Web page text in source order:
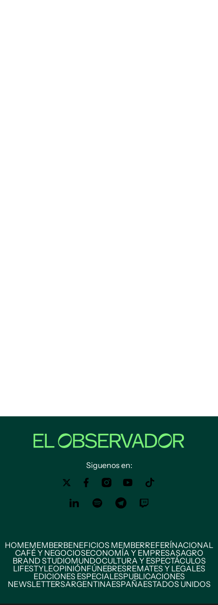
Siguenos en:
HOMEMEMBERBENEFICIOS MEMBERREFERÍNACIONAL
CAFÉ Y NEGOCIOSECONOMÍA Y EMPRESASAGRO
BRAND STUDIOMUNDOCULTURA Y ESPECTÁCULOS
LIFESTYLEOPINIÓNFÚNEBRESREMATES Y LEGALES
EDICIONES ESPECIALESPUBLICACIONES
NEWSLETTERSARGENTINAESPAÑAESTADOS UNIDOS